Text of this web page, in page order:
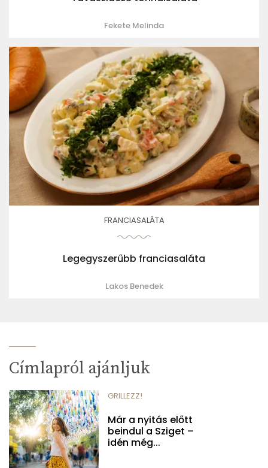
Fekete Melinda
FRANCIASALÁTA
Legegyszerűbb franciasaláta
Lakos Benedek
Címlapról ajánljuk
GRILLEZZ!
Már a nyitás előtt
beindul a Sziget –
idén még...